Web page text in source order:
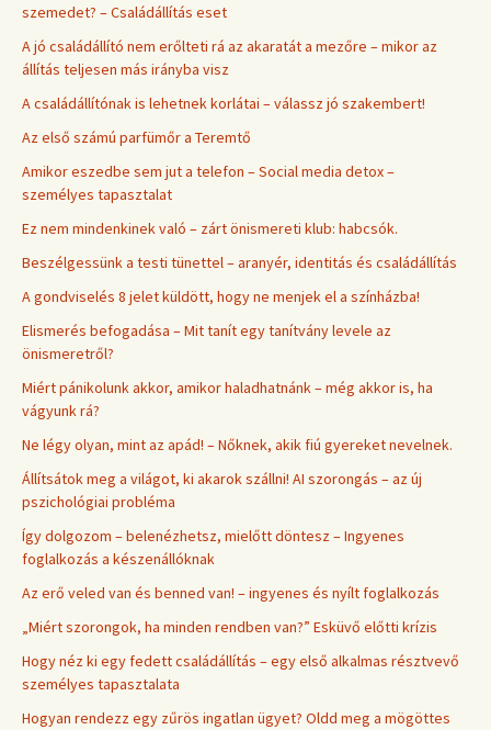
szemedet? – Családállítás eset
A jó családállító nem erőlteti rá az akaratát a mezőre – mikor az
állítás teljesen más irányba visz
A családállítónak is lehetnek korlátai – válassz jó szakembert!
Az első számú parfümőr a Teremtő
Amikor eszedbe sem jut a telefon – Social media detox –
személyes tapasztalat
Ez nem mindenkinek való – zárt önismereti klub: habcsók.
Beszélgessünk a testi tünettel – aranyér, identitás és családállítás
A gondviselés 8 jelet küldött, hogy ne menjek el a színházba!
Elismerés befogadása – Mit tanít egy tanítvány levele az
önismeretről?
Miért pánikolunk akkor, amikor haladhatnánk – még akkor is, ha
vágyunk rá?
Ne légy olyan, mint az apád! – Nőknek, akik fiú gyereket nevelnek.
Állítsátok meg a világot, ki akarok szállni! AI szorongás – az új
pszichológiai probléma
Így dolgozom – belenézhetsz, mielőtt döntesz – Ingyenes
foglalkozás a készenállóknak
Az erő veled van és benned van! – ingyenes és nyílt foglalkozás
„Miért szorongok, ha minden rendben van?” Esküvő előtti krízis
Hogy néz ki egy fedett családállítás – egy első alkalmas résztvevő
személyes tapasztalata
Hogyan rendezz egy zűrös ingatlan ügyet? Oldd meg a mögöttes